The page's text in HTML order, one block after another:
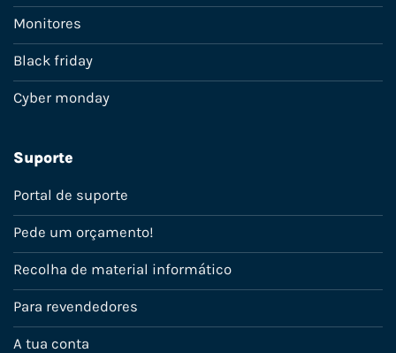
Monitores
Black friday
Cyber monday
Suporte
Portal de suporte
Pede um orçamento!
Recolha de material informático
Para revendedores
A tua conta